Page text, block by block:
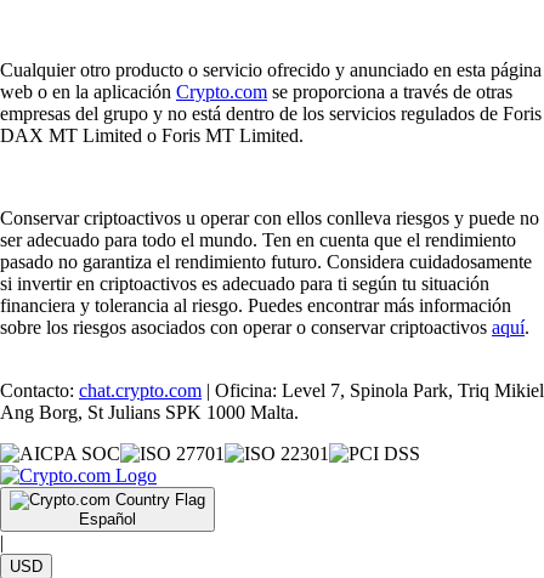
Cualquier otro producto o servicio ofrecido y anunciado en esta página
web o en la aplicación Crypto.com se proporciona a través de otras
empresas del grupo y no está dentro de los servicios regulados de Foris
DAX MT Limited o Foris MT Limited.
Conservar criptoactivos u operar con ellos conlleva riesgos y puede no
ser adecuado para todo el mundo. Ten en cuenta que el rendimiento
pasado no garantiza el rendimiento futuro. Considera cuidadosamente
si invertir en criptoactivos es adecuado para ti según tu situación
financiera y tolerancia al riesgo. Puedes encontrar más información
sobre los riesgos asociados con operar o conservar criptoactivos aquí.
Contacto: chat.crypto.com | Oficina: Level 7, Spinola Park, Triq Mikiel
Ang Borg, St Julians SPK 1000 Malta.
Español
|
USD